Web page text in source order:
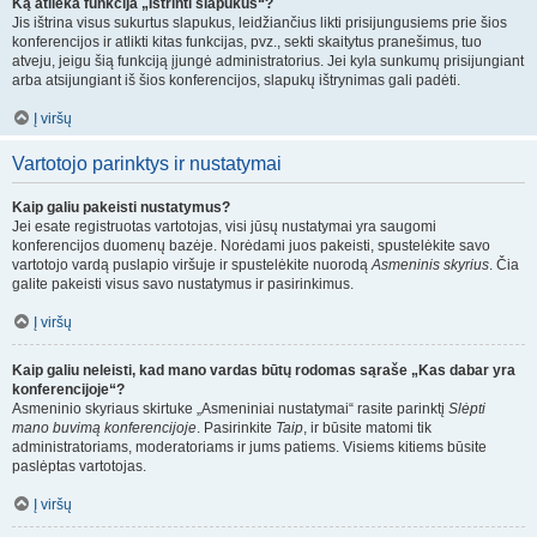
Ką atlieka funkcija „Ištrinti slapukus“?
Jis ištrina visus sukurtus slapukus, leidžiančius likti prisijungusiems prie šios
konferencijos ir atlikti kitas funkcijas, pvz., sekti skaitytus pranešimus, tuo
atveju, jeigu šią funkciją įjungė administratorius. Jei kyla sunkumų prisijungiant
arba atsijungiant iš šios konferencijos, slapukų ištrynimas gali padėti.
Į viršų
Vartotojo parinktys ir nustatymai
Kaip galiu pakeisti nustatymus?
Jei esate registruotas vartotojas, visi jūsų nustatymai yra saugomi
konferencijos duomenų bazėje. Norėdami juos pakeisti, spustelėkite savo
vartotojo vardą puslapio viršuje ir spustelėkite nuorodąAsmeninis skyrius. Čia
galite pakeisti visus savo nustatymus ir pasirinkimus.
Į viršų
Kaip galiu neleisti, kad mano vardas būtų rodomas sąraše „Kas dabar yra
konferencijoje“?
Asmeninio skyriaus skirtuke „Asmeniniai nustatymai“ rasite parinktį Slėpti
mano buvimą konferencijoje. Pasirinkite Taip, ir būsite matomi tik
administratoriams, moderatoriams ir jums patiems. Visiems kitiems būsite
paslėptas vartotojas.
Į viršų